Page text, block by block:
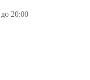
20:00